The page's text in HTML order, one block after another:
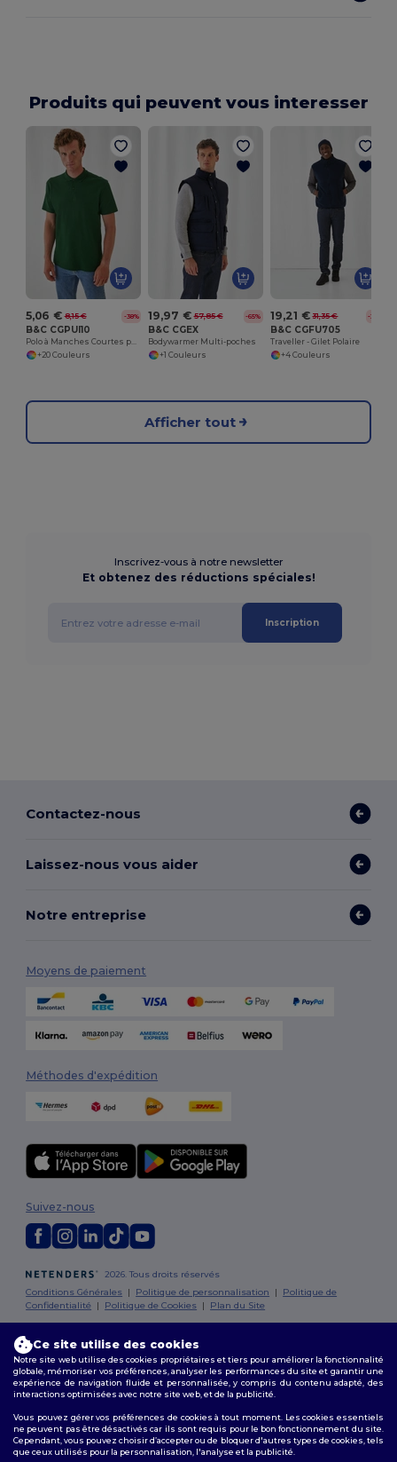
Produits qui peuvent vous interesser
5,06 € 8,15 € -38%
B&C CGPUI10
Polo à Manches Courtes pour Homme
+20 Couleurs
19,97 € 57,85 € -65%
B&C CGEX
Bodywarmer Multi-poches
+1 Couleurs
19,21 € 31,35 € -39%
B&C CGFU705
Traveller - Gilet Polaire
+4 Couleurs
Afficher tout
Inscrivez-vous à notre newsletter
Et obtenez des réductions spéciales!
Inscription
Contactez-nous
Laissez-nous vous aider
Notre entreprise
Moyens de paiement
Méthodes d'expédition
2026. Tous droits réservés
Conditions Générales | Politique de personnalisation | Politique de
Confidentialité | Politique de Cookies | Plan du Site
Suivez-nous
Bruxelles|Anvers | Mortsel|Malines
Herentals |Hoogstraten|Bruges
Ce site utilise des cookies
Notre site web utilise des cookies propriétaires et tiers pour améliorer la fonctionnalité
globale, mémoriser vos préférences, analyser les performances du site et garantir une
expérience de navigation fluide et personnalisée, y compris du contenu adapté, des
interactions optimisées avec notre site web, et de la publicité.
Vous pouvez gérer vos préférences de cookies à tout moment. Les cookies essentiels
ne peuvent pas être désactivés car ils sont requis pour le bon fonctionnement du site.
Cependant, vous pouvez choisir d’accepter ou de bloquer d'autres types de cookies, tels
que ceux utilisés pour la personnalisation, l'analyse et la publicité.